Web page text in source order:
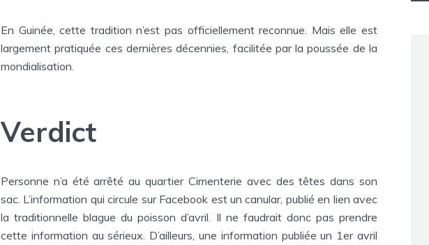
En Guinée, cette tradition n’est pas officiellement reconnue. Mais elle est
largement pratiquée ces dernières décennies, facilitée par la poussée de la
mondialisation.
Verdict
Personne n’a été arrêté au quartier Cimenterie avec des têtes dans son
sac. L’information qui circule sur Facebook est un canular, publié en lien avec
la traditionnelle blague du poisson d’avril. Il ne faudrait donc pas prendre
cette information au sérieux. D’ailleurs, une information publiée un 1er avril